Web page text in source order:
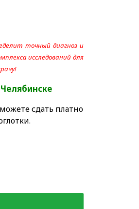
точный диагноз и
исследований для
сдать платно